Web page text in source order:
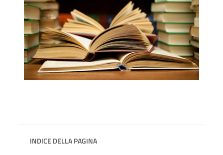
INDICE DELLA PAGINA